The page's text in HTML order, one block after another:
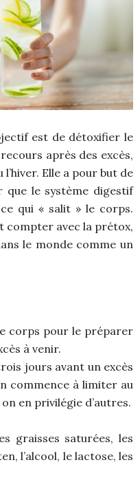
est de détoxifier le
après des excès,
Elle a pour but de
le système digestif
qui « salit » le corps.
compter avec la prétox,
le monde comme un
corps pour le préparer
à venir.
jours avant un excès
commence à limiter au
en privilégie d’autres.
graisses saturées, les
l’alcool, le lactose, les